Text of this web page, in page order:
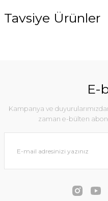
Tavsiye Ürünler
2.741,00 TL
E-
Kampanya ve
zaman e-bülten